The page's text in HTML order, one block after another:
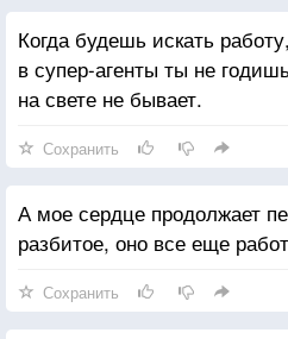
Когда будешь искать
в супер-агенты ты не
на свете не бывает.
Сохранить
А мое сердце продолжает
разбитое, оно все еще
Сохранить